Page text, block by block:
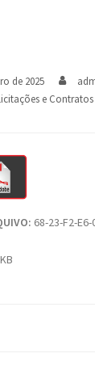
de 2025
e Contratos
68-23-F2-